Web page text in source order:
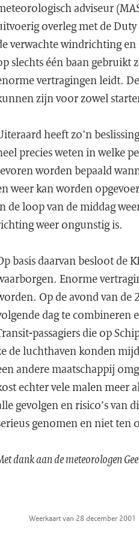
adviseur
overleg met de
verwachte windrichting
slechts één baan
vertragingen leidt.
zijn voor zowel
heeft zo'n
precies weten in welke
worden bepaald
weer kan worden
de loop van de middag
weer ongunstig is.
basis daarvan besloot de
Enorme
Op de avond van
dag te combineren
passagiers die op
de luchthaven konden
andere maatschappij
echter vele malen meer
gevolgen en risico's van
genomen en niet ten
dank aan de meteorologen
Weerkaart van 28 december 2001